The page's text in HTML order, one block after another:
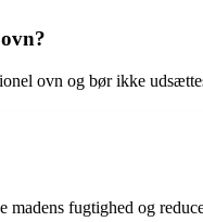
ovn og bør ikke
fugtighed og